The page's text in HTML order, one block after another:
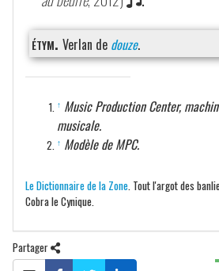
étym. Verlan de douze.
↑ Music Production Center,
musicale.
↑ Modèle de MPC.
Le Dictionnaire de la Zone . Tout l'argot des
Cobra le Cynique.
Partager